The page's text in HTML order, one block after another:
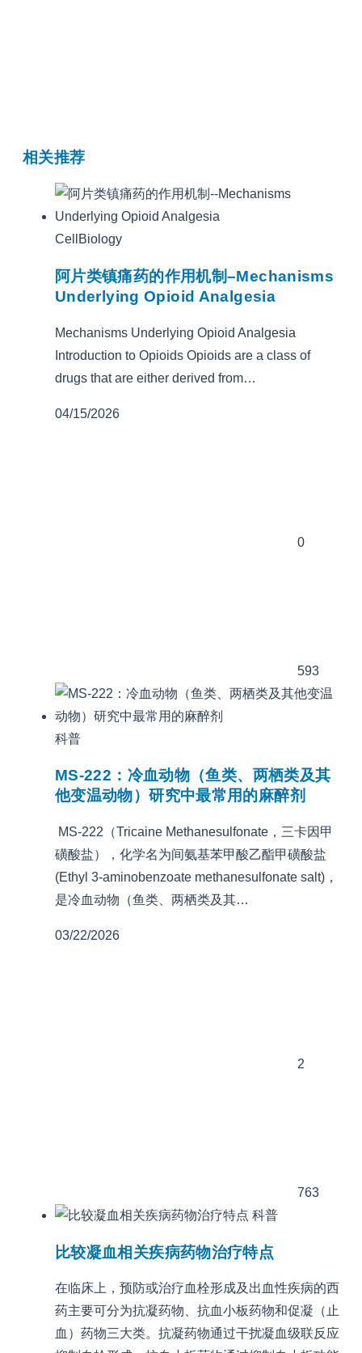
相关推荐
CellBiology
阿片类镇痛药的作用机制–Mechanisms
Underlying Opioid Analgesia
Mechanisms Underlying Opioid Analgesia
Introduction to Opioids Opioids are a class of
drugs that are either derived from…
04/15/2026
0
593
科普
MS-222：冷血动物（鱼类、两栖类及其
他变温动物）研究中最常用的麻醉剂
MS-222（Tricaine Methanesulfonate，三卡因甲
磺酸盐），化学名为间氨基苯甲酸乙酯甲磺酸盐
(Ethyl 3-aminobenzoate methanesulfonate salt)，
是冷血动物（鱼类、两栖类及其…
03/22/2026
2
763
科普
比较凝血相关疾病药物治疗特点
在临床上，预防或治疗血栓形成及出血性疾病的西
药主要可分为抗凝药物、抗血小板药物和促凝（止
血）药物三大类。抗凝药物通过干扰凝血级联反应